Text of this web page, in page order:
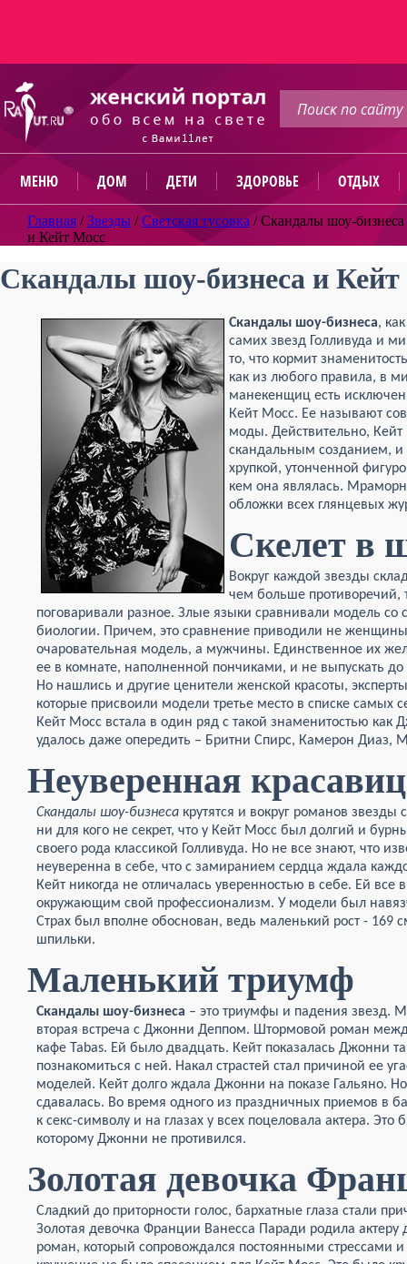
МЕНЮ ДОМ ДЕТИ ЗДОРОВЬЕ ОТДЫХ
Главная /Звезды /Светская тусовка /Скандалы шоу-бизнеса
и Кейт Мосс
Скандалы шоу-бизнеса и
Скандалы шоу-бизнеса,
самих звезд Голливуда и
то, что кормит
как из любого правила, в
манекенщиц есть
Кейт Мосс. Ее называют
моды. Действительно,
скандальным созданием, и
хрупкой, утонченной
кем она являлась.
обложки всех глянцевых
Скелет в
Вокруг каждой звезды
чем больше противоречий,
поговаривали разное. Злые языки сравнивали модель
биологии. Причем, это сравнение приводили не
очаровательная модель, а мужчины. Единственное их
ее в комнате, наполненной пончиками, и не выпускать до
Но нашлись и другие ценители женской красоты,
которые присвоили модели третье место в списке самых
Кейт Мосс встала в один ряд с такой знаменитостью как
удалось даже опередить – Бритни Спирс, Камерон Диаз,
Неуверенная
Скандалы шоу-бизнеса крутятся и вокруг романов
ни для кого не секрет, что у Кейт Мосс был долгий и
своего рода классикой Голливуда. Но не все знают, что
неуверенна в себе, что с замиранием сердца ждала
Кейт никогда не отличалась уверенностью в себе. Ей
окружающим свой профессионализм. У модели был
Страх был вполне обоснован, ведь маленький рост - 169
шпильки.
Маленький триумф
Скандалы шоу-бизнеса – это триумфы и падения звезд.
вторая встреча с Джонни Деппом. Штормовой роман
кафе Tabas. Ей было двадцать. Кейт показалась Джонни
познакомиться с ней. Накал страстей стал причиной ее
моделей. Кейт долго ждала Джонни на показе Гальяно.
сдавалась. Во время одного из праздничных приемов в
к секс-символу и на глазах у всех поцеловала актера.
которому Джонни не противился.
Золотая девочка
Сладкий до приторности голос, бархатные глаза стали
Золотая девочка Франции Ванесса Паради родила
роман, который сопровождался постоянными стрессами